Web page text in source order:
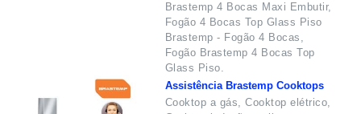
Brastemp 4 Bocas Maxi Embutir,
Fogão 4 Bocas Top Glass Piso
Brastemp - Fogão 4 Bocas,
Fogão Brastemp 4 Bocas Top
Glass Piso.
Assistência Brastemp Cooktops
Cooktop a gás, Cooktop elétrico,